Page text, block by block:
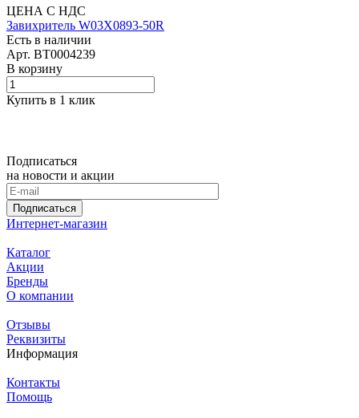
ЦЕНА С НДС
Завихритель W03X0893-50R
Есть в наличии
Арт. BT0004239
В корзину
Купить в 1 клик
Подписаться
на новости и акции
Подписаться
Интернет-магазин
Каталог
Акции
Бренды
О компании
Отзывы
Реквизиты
Информация
Контакты
Помощь